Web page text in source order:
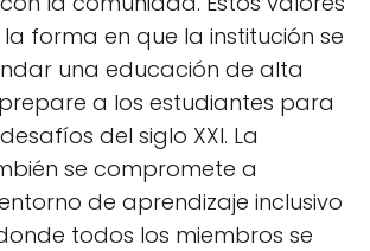
forma en que la institución se
una educación de alta
a los estudiantes para
del siglo XXI. La
se compromete a
de aprendizaje inclusivo
todos los miembros se